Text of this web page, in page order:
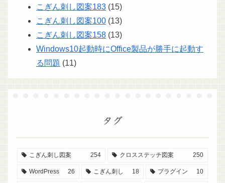
こぎん刺し図案183 (15)
こぎん刺し図案100 (13)
こぎん刺し図案158 (13)
Windows10起動時にOffice製品が勝手に起動す
る問題 (11)
タグ
こぎん刺し図案 254 クロスステッチ図案 250
WordPress 26 こぎん刺し 18 プラグイン 10